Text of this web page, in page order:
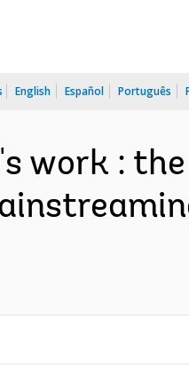
English Español Português
work :